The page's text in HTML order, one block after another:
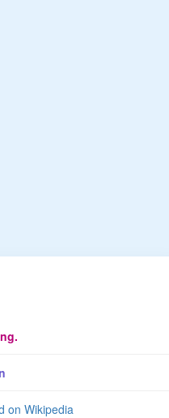
on Wikipedia